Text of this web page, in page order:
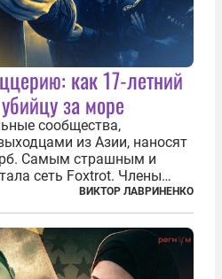
как 17-летний
за море
сообщества,
из Азии, наносят
Самым страшным и
сеть Foxtrot. Члены
и грабят шведов,
но и совершают
— массово...
ВИКТОР ЛАВРИНЕНКО